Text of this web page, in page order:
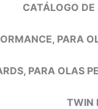
CATÁLOGO DE
PARA
PARA OLAS
TWIN